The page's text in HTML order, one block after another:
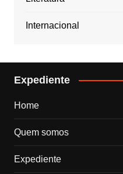
Internacional
Expediente
Home
Quem somos
Expediente